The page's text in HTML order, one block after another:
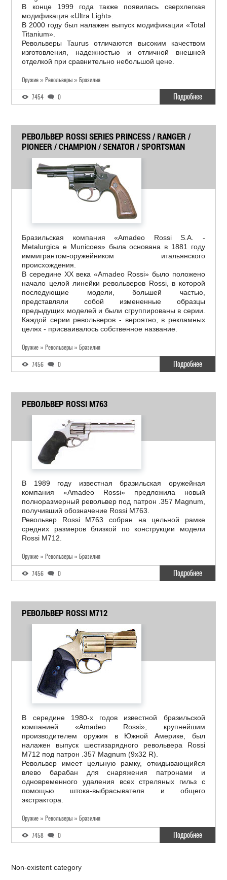
В конце 1999 года также появилась сверхлегкая
модификация «Ultra Light».
В 2000 году был налажен выпуск модификации «Total
Titanium».
Револьверы Taurus отличаются высоким качеством
изготовления, надежностью и отличной внешней
отделкой при сравнительно небольшой цене.
Оружие » Револьверы » Бразилия
7454 0 Подробнее
РЕВОЛЬВЕР ROSSI SERIES PRINCESS / RANGER /
PIONEER / CHAMPION / SENATOR / SPORTSMAN
Бразильская компания «Amadeo Rossi S.A. -
Metalurgica e Municoes» была основана в 1881 году
иммигрантом-оружейником итальянского
происхождения.
В середине ХХ века «Amadeo Rossi» было положено
начало целой линейки револьверов Rossi, в которой
последующие модели, большей частью,
представляли собой измененные образцы
предыдущих моделей и были сгруппированы в серии.
Каждой серии револьверов - вероятно, в рекламных
целях - присваивалось собственное название.
Оружие » Револьверы » Бразилия
7456 0 Подробнее
РЕВОЛЬВЕР ROSSI M763
В 1989 году известная бразильская оружейная
компания «Amadeo Rossi» предложила новый
полноразмерный револьвер под патрон .357 Magnum,
получивший обозначение Rossi M763.
Револьвер Rossi M763 собран на цельной рамке
средних размеров близкой по конструкции модели
Rossi M712.
Оружие » Револьверы » Бразилия
7456 0 Подробнее
РЕВОЛЬВЕР ROSSI M712
В середине 1980-х годов известной бразильской
компанией «Amadeo Rossi», крупнейшим
производителем оружия в Южной Америке, был
налажен выпуск шестизарядного револьвера Rossi
M712 под патрон .357 Magnum (9x32 R).
Револьвер имеет цельную рамку, откидывающийся
влево барабан для снаряжения патронами и
одновременного удаления всех стреляных гильз с
помощью штока-выбрасывателя и общего
экстрактора.
Оружие » Револьверы » Бразилия
7458 0 Подробнее
Non-existent category